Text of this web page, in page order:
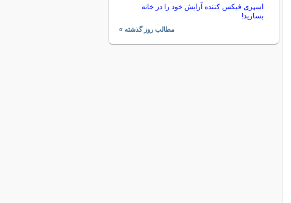
اسپری فیکس کننده آرایش خود را در خانه
بسازید!
مطالب روز گذشته »